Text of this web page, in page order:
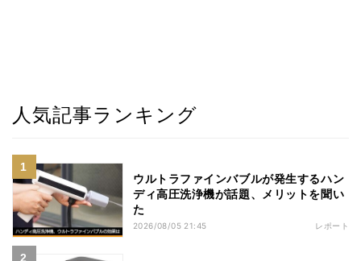
人気記事ランキング
ウルトラファインバブルが発生するハン
ディ高圧洗浄機が話題、メリットを聞い
た
2026/08/05 21:45 レポート